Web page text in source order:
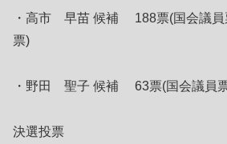
・高市 早苗 候補 188票(国会議員
票)
・野田 聖子 候補 63票(国会議員
決選投票